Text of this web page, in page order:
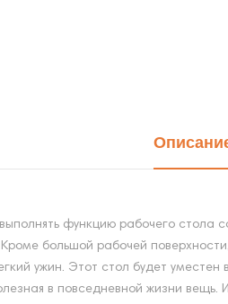
функцию рабочего стола
большой рабочей
ужин. Этот стол будет
в повседневной жизни